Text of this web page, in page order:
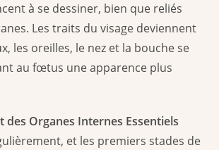
à se dessiner, bien que reliés
Les traits du visage deviennent
les oreilles, le nez et la bouche se
au fœtus une apparence plus
des Organes Internes Essentiels
et les premiers stades de